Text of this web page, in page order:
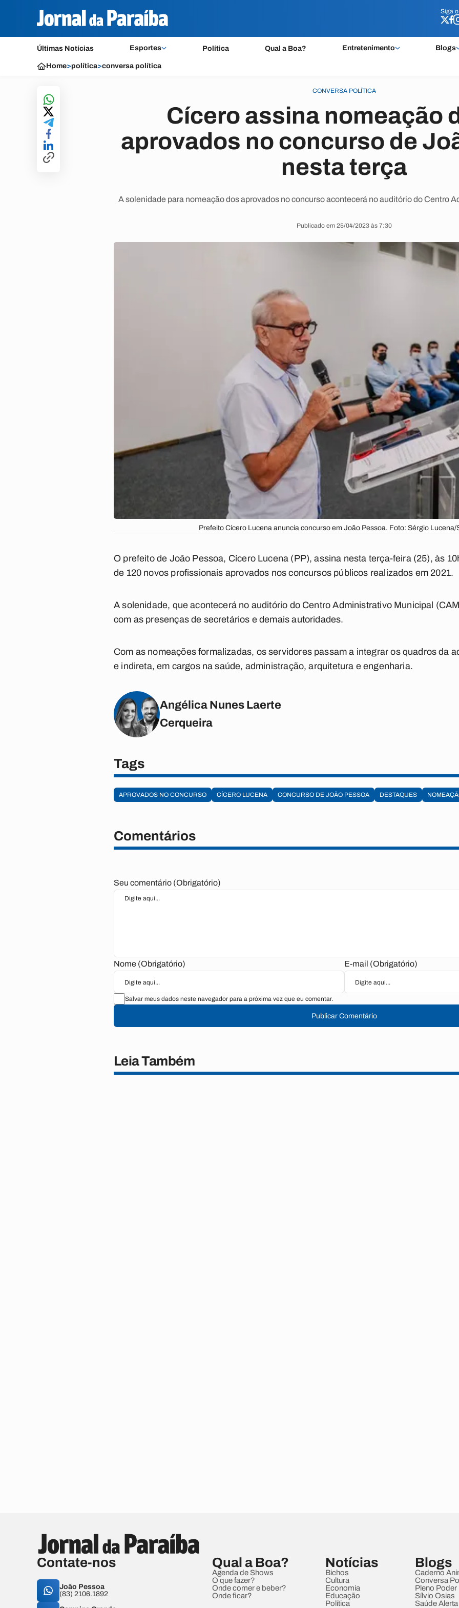
Siga
Últimas Notícias Esportes Política Qual a Boa? Entretenimento Blogs
Siga
Home>política>conversa política
CONVERSA POLÍTICA
Cícero assina nomeação
aprovados no concurso de
nesta terça
A solenidade para nomeação dos aprovados no concurso acontecerá no auditório do Centro
Publicado em 25/04/2023 às 7:30
Prefeito Cícero Lucena anuncia concurso em João Pessoa. Foto: Sérgio Lucena/
O prefeito de João Pessoa, Cícero Lucena (PP), assina nesta terça-feira (25), às
de 120 novos profissionais aprovados nos concursos públicos realizados em 2021.
A solenidade, que acontecerá no auditório do Centro Administrativo Municipal
com as presenças de secretários e demais autoridades.
Com as nomeações formalizadas, os servidores passam a integrar os quadros da
e indireta, em cargos na saúde, administração, arquitetura e engenharia.
Angélica Nunes Laerte
Cerqueira
Tags
APROVADOS NO CONCURSO CÍCERO LUCENA CONCURSO DE JOÃO PESSOA DESTAQUES
Comentários
Seu comentário (Obrigatório)
Nome (Obrigatório) E-mail (Obrigatório)
Salvar meus dados neste navegador para a próxima vez que eu comentar.
Publicar Comentário
Leia Também
Contate-nos
João Pessoa
(83) 2106.1892
Qual a Boa?
Agenda de Shows
O que fazer?
Onde comer e beber?
Onde ficar?
Notícias
Bichos
Cultura
Economia
Educação
Política
Blogs
Caderno
Conversa
Pleno Poder
Sílvio Osias
Saúde Alerta